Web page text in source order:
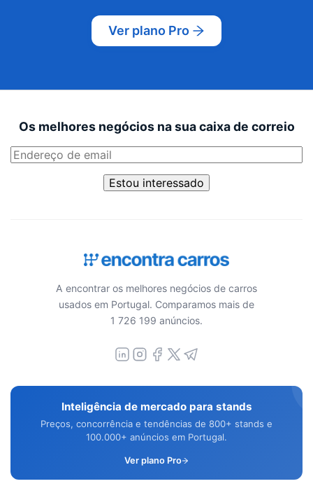
Ver plano Pro
Os melhores negócios na sua caixa de correio
Estou interessado
A encontrar os melhores negócios de carros
usados em Portugal. Comparamos mais de
1 726 199 anúncios.
Inteligência de mercado para stands
Preços, concorrência e tendências de 800+ stands e
100.000+ anúncios em Portugal.
Ver plano Pro